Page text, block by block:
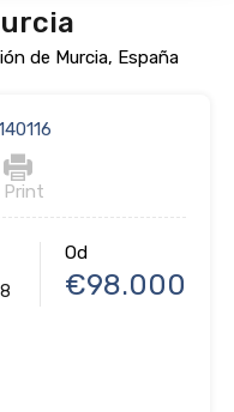
de Murcia, España
Print
Od
€98.000